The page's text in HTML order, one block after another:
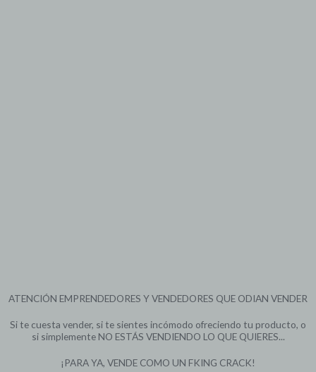
ATENCIÓN EMPRENDEDORES Y VENDEDORES QUE ODIAN VENDER
Si te cuesta vender, si te sientes incómodo ofreciendo tu producto, o
si simplemente NO ESTÁS VENDIENDO LO QUE QUIERES...
¡PARA YA, VENDE COMO UN FKING CRACK!